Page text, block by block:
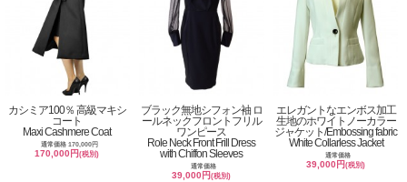
カシミア100％ 高級マキシ
コート
Maxi Cashmere Coat
通常価格 170,000円
170,000円(税別)
ブラック無地シフォン袖 ロ
ールネックフロントフリル
ワンピース
Role Neck Front Frill Dress
with Chiffon Sleeves
通常価格
39,000円(税別)
エレガントなエンボス加工
生地のホワイトノーカラー
ジャケット/Embossing fabric
White Collarless Jacket
通常価格
39,000円(税別)